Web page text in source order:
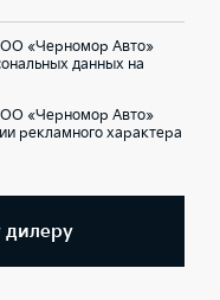
«Черномор Авто»
данных на
«Черномор Авто»
рекламного характера
дилеру